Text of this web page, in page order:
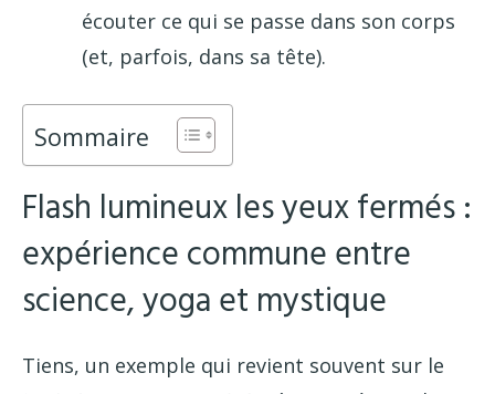
écouter ce qui se passe dans son corps
(et, parfois, dans sa tête).
Sommaire
Flash lumineux les yeux fermés :
expérience commune entre
science, yoga et mystique
Tiens, un exemple qui revient souvent sur le